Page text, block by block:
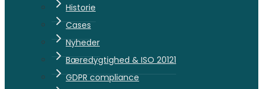
Historie
Cases
Nyheder
Bæredygtighed & ISO 20121
GDPR compliance